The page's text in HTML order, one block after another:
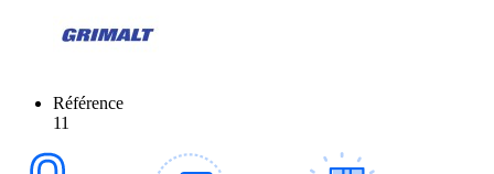
Référence
11